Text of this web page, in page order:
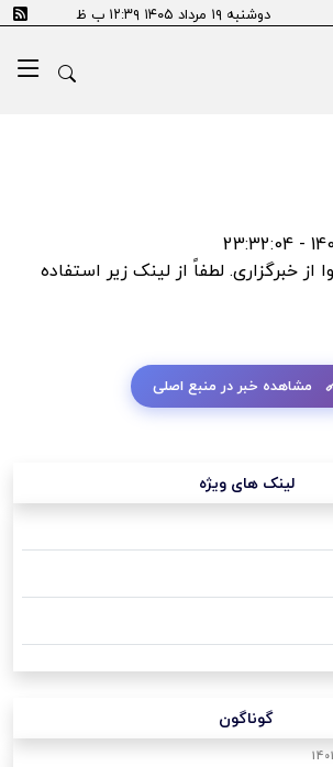
دوشنبه ۱۹ مرداد ۱۴۰۵ ۱۲:۳۹ ب ظ
error:SSL certificate problem:
خبرگزاری. لطفاً از لینک زیر استفاده
مشاهده خبر در منبع اصلی
لینک های ویژه
گوناگون